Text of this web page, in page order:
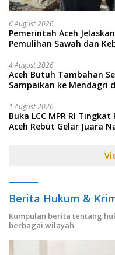
6 August 2026
Pemerintah Aceh
Pemulihan Sawah dan
4 August 2026
Aceh Butuh Tambahan
Sampaikan ke Mendagri
1 August 2026
Buka LCC MPR RI
Aceh Rebut Gelar Juara
Berita Hukum &
Kumpulan berita tentang
berbagai wilayah